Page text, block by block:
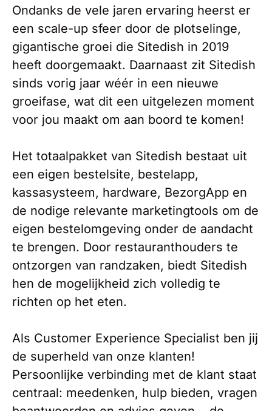
Ondanks de vele jaren ervaring heerst er
een scale-up sfeer door de plotselinge,
gigantische groei die Sitedish in 2019
heeft doorgemaakt. Daarnaast zit Sitedish
sinds vorig jaar wéér in een nieuwe
groeifase, wat dit een uitgelezen moment
voor jou maakt om aan boord te komen!
Het totaalpakket van Sitedish bestaat uit
een eigen bestelsite, bestelapp,
kassasysteem, hardware, BezorgApp en
de nodige relevante marketingtools om de
eigen bestelomgeving onder de aandacht
te brengen. Door restauranthouders te
ontzorgen van randzaken, biedt Sitedish
hen de mogelijkheid zich volledig te
richten op het eten.
Als Customer Experience Specialist ben jij
de superheld van onze klanten!
Persoonlijke verbinding met de klant staat
centraal: meedenken, hulp bieden, vragen